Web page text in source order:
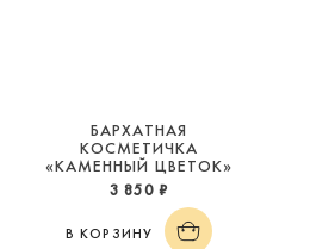
БАРХАТНАЯ
КОСМЕТИЧКА
«КАМЕННЫЙ ЦВЕТОК»
3 850 ₽
В КОРЗИНУ